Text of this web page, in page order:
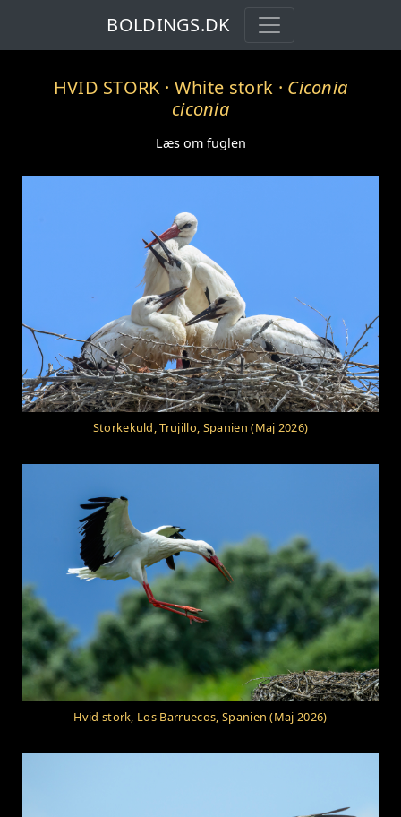
BOLDINGS.DK
HVID STORK· White stork · Ciconia
ciconia
Læs om fuglen
Storkekuld, Trujillo, Spanien (Maj 2026)
Hvid stork, Los Barruecos, Spanien (Maj 2026)